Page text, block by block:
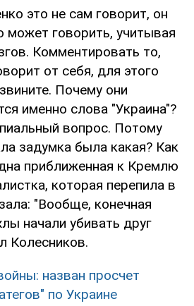
это не сам говорит, он
может говорить, учитывая
Комментировать то,
от себя, для этого
Почему они
именно слова "Украина"?
вопрос. Потому
задумка была какая? Как
приближенная к Кремлю
которая перепила в
"Вообще, конечная
начали убивать друг
Колесников.
назван просчет
по Украине